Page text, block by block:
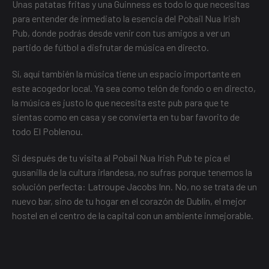
Unas patatas fritas y una Guinness es todo lo que necesitas
para entender de inmediato la esencia del Pobail Nua Irish
Pub, donde podrás desde venir con tus amigos a ver un
partido de fútbol a disfrutar de música en directo.
Sí, aquí también la música tiene un espacio importante en
este acogedor local. Ya sea como telón de fondo o en directo,
la música es justo lo que necesita este pub para que te
sientas como en casa y se convierta en tu bar favorito de
todo El Poblenou.
Si después de tu visita al Pobail Nua Irish Pub te pica el
gusanilla de la cultura irlandesa, no sufras porque tenemos la
solución perfecta: Latroupe Jacobs Inn. No, no se trata de un
nuevo bar, sino de tu hogar en el corazón de Dublín, el mejor
hostel en el centro de la capital con un ambiente inmejorable.